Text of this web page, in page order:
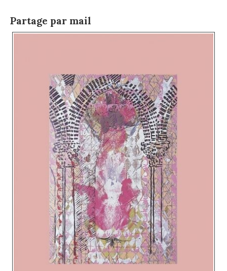
Partage par mail